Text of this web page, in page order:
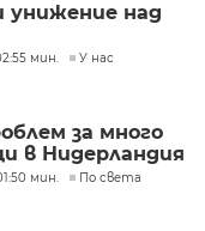
унижение над
мин. У нас
за много
в Нидерландия
мин. По света